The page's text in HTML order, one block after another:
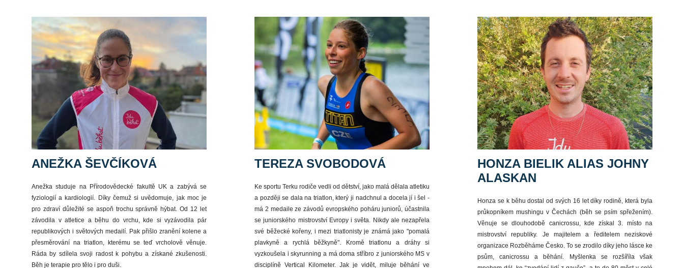
ANEŽKA ŠEVČÍKOVÁ
Anežka studuje na Přírodovědecké fakultě UK a zabývá se
fyziologií a kardiologií. Díky čemuž si uvědomuje, jak moc je
pro zdraví důležité se aspoň trochu správně hýbat. Od 12 let
závodila v atletice a běhu do vrchu, kde si vyzávodila pár
republikových i světových medailí. Pak přišlo zranění kolene a
přesměrování na triatlon, kterému se teď vrcholově věnuje.
Ráda by sdílela svoji radost k pohybu a získané zkušenosti.
Běh je terapie pro tělo i pro duši.
TEREZA SVOBODOVÁ
Ke sportu Terku rodiče vedli od dětství, jako malá dělala atletiku
a později se dala na triatlon, který ji nadchnul a docela jí i šel -
má 2 medaile ze závodů evropského poháru juniorů, účastnila
se juniorského mistrovství Evropy i světa. Nikdy ale nezapřela
své běžecké kořeny, i mezi triatlonisty je známá jako "pomalá
plavkyně a rychlá běžkyně". Kromě triatlonu a dráhy si
vyzkoušela i skyrunning a má doma stříbro z juniorského MS v
disciplíně Vertical Kilometer. Jak je vidět, miluje běhání ve
HONZA BIELIK ALIAS JOHNY
ALASKAN
Honza se k běhu dostal od svých 16 let díky rodině, která byla
průkopníkem mushingu v Čechách (běh se psím spřežením).
Věnuje se dlouhodobě canicrossu, kde získal 3. místo na
mistrovství republiky. Je majitelem a ředitelem neziskové
organizace Rozběháme Česko. To se zrodilo díky jeho lásce ke
psům, canicrossu a běhání. Myšlenka se rozšíříla však